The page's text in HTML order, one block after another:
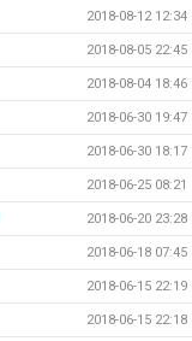
2018-08-12 12:34
2018-08-05 22:45
2018-08-04 18:46
2018-06-30 19:47
2018-06-30 18:17
2018-06-25 08:21
2018-06-20 23:28
2018-06-18 07:45
2018-06-15 22:19
2018-06-15 22:18